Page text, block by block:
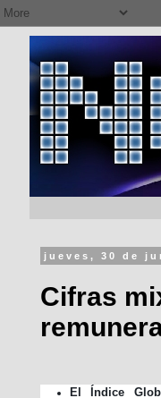
jueves, 30 de
Cifras
El Índice